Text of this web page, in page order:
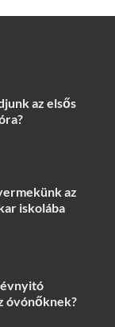
az elsős
az
iskolába
óvónőknek?